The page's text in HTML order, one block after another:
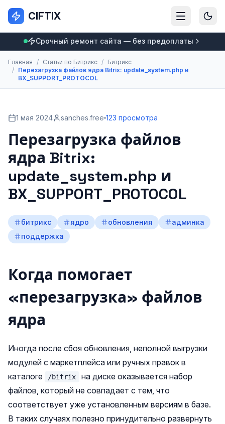
CIFTIX
Срочный ремонт сайта — без предоплаты
Главная / Статьи по Битрикс / Битрикс
/ Перезагрузка файлов ядра Bitrix: update_system.php и
BX_SUPPORT_PROTOCOL
1 мая 2024 sanches.free 123 просмотра
Перезагрузка файлов
ядра Bitrix:
update_system.php и
BX_SUPPORT_PROTOCOL
битрикс ядро обновления
админка
поддержка
Когда помогает
«перезагрузка» файлов
ядра
Иногда после сбоя обновления, неполной выгрузки
модулей с маркетплейса или ручных правок в
каталоге
/bitrix
на диске оказывается набор
файлов, который не совпадает с тем, что
соответствует уже установленным версиям в базе.
В таких случаях полезно принудительно развернуть